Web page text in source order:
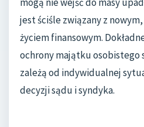
jest ściśle związany z
życiem finansowym.
ochrony majątku osobistego
zależą od indywidualnej
decyzji sądu i syndyka.